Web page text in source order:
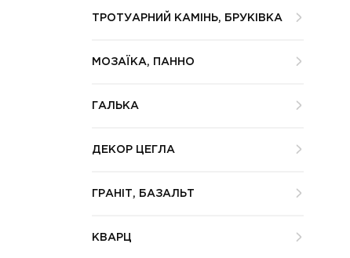
ТРОТУАРНИЙ КАМІНЬ, БРУКІВКА
МОЗАЇКА, ПАННО
ГАЛЬКА
ДЕКОР ЦЕГЛА
ГРАНІТ, БАЗАЛЬТ
КВАРЦ